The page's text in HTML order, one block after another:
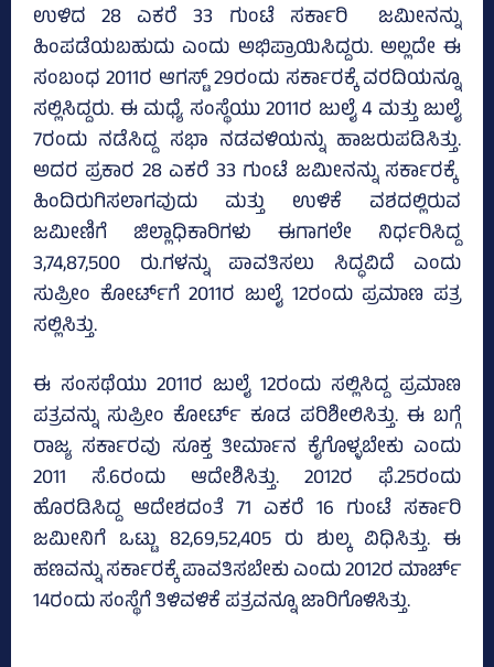
ಉಳಿದ 28 ಎಕರೆ 33 ಗುಂಟೆ ಸರ್ಕಾರಿ ಜಮೀನನ್ನು
ಹಿಂಪಡೆಯಬಹುದು ಎಂದು ಅಭಿಪ್ರಾಯಿಸಿದ್ದರು. ಅಲ್ಲದೇ ಈ
ಸಂಬಂಧ 2011ರ ಆಗಸ್ಟ್‌ 29ರಂದು ಸರ್ಕಾರಕ್ಕೆ ವರದಿಯನ್ನೂ
ಸಲ್ಲಿಸಿದ್ದರು. ಈ ಮಧ್ಯೆ ಸಂಸ್ಥೆಯು 2011ರ ಜುಲೈ 4 ಮತ್ತು ಜುಲೈ
7ರಂದು ನಡೆಸಿದ್ದ ಸಭಾ ನಡವಳಿಯನ್ನು ಹಾಜರುಪಡಿಸಿತ್ತು.
ಅದರ ಪ್ರಕಾರ 28 ಎಕರೆ 33 ಗುಂಟೆ ಜಮೀನನ್ನು ಸರ್ಕಾರಕ್ಕೆ
ಹಿಂದಿರುಗಿಸಲಾಗವುದು ಮತ್ತು ಉಳಿಕೆ ವಶದಲ್ಲಿರುವ
ಜಮೀಣಿಗೆ ಜಿಲ್ಲಾಧಿಕಾರಿಗಳು ಈಗಾಗಲೇ ನಿರ್ಧರಿಸಿದ್ದ
3,74,87,500 ರು.ಗಳನ್ನು ಪಾವತಿಸಲು ಸಿದ್ಧವಿದೆ ಎಂದು
ಸುಪ್ರೀಂ ಕೋರ್ಟ್‌ಗೆ 2011ರ ಜುಲೈ 12ರಂದು ಪ್ರಮಾಣ ಪತ್ರ
ಸಲ್ಲಿಸಿತ್ತು.
ಈ ಸಂಸಥೆಯು 2011ರ ಜುಲೈ 12ರಂದು ಸಲ್ಲಿಸಿದ್ದ ಪ್ರಮಾಣ
ಪತ್ರವನ್ನು ಸುಪ್ರೀಂ ಕೋರ್ಟ್‌ ಕೂಡ ಪರಿಶೀಲಿಸಿತ್ತು. ಈ ಬಗ್ಗೆ
ರಾಜ್ಯ ಸರ್ಕಾರವು ಸೂಕ್ತ ತೀರ್ಮಾನ ಕೈಗೊಳ್ಳಬೇಕು ಎಂದು
2011 ಸೆ.6ರಂದು ಆದೇಶಿಸಿತ್ತು. 2012ರ ಫೆ.25ರಂದು
ಹೊರಡಿಸಿದ್ದ ಆದೇಶದಂತೆ 71 ಎಕರೆ 16 ಗುಂಟೆ ಸರ್ಕಾರಿ
ಜಮೀನಿಗೆ ಒಟ್ಟು 82,69,52,405 ರು ಶುಲ್ಕ ವಿಧಿಸಿತ್ತು. ಈ
ಹಣವನ್ನು ಸರ್ಕಾರಕ್ಕೆ ಪಾವತಿಸಬೇಕು ಎಂದು 2012ರ ಮಾರ್ಚ್‌
14ರಂದು ಸಂಸ್ಥೆಗೆ ತಿಳಿವಳಿಕೆ ಪತ್ರವನ್ನೂ ಜಾರಿಗೊಳಿಸಿತ್ತು.